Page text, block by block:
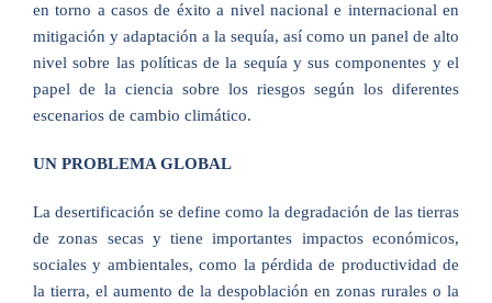
en torno a casos de éxito a nivel nacional e internacional en
mitigación y adaptación a la sequía, así como un panel de alto
nivel sobre las políticas de la sequía y sus componentes y el
papel de la ciencia sobre los riesgos según los diferentes
escenarios de cambio climático.
UN PROBLEMA GLOBAL
La desertificación se define como la degradación de las tierras
de zonas secas y tiene importantes impactos económicos,
sociales y ambientales, como la pérdida de productividad de
la tierra, el aumento de la despoblación en zonas rurales o la